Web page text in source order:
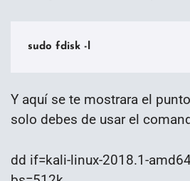
sudo fdisk -l
Y aquí se te mostrara el
solo debes de usar el
dd if=kali-linux-2018.1-